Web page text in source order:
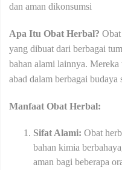
dan aman dikonsumsi
Apa Itu Obat Herbal?
yang dibuat dari berbagai
bahan alami lainnya. Mereka
abad dalam berbagai budaya
Manfaat Obat Herbal:
Sifat Alami: Obat
bahan kimia
aman bagi beberapa